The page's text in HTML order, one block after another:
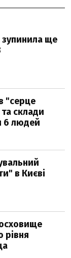
зупинила ще
"серце
та склади
6 людей
в Києві
рівня